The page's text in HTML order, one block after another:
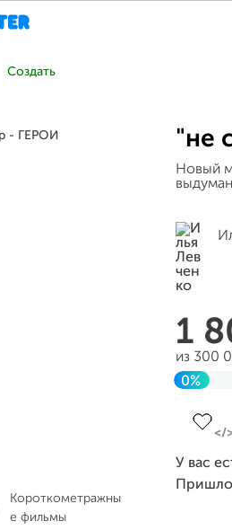
Создать
Короткометражны
е фильмы
"не
Новый
1
из 300
0%
У вас